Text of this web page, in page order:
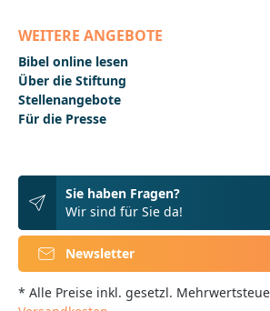
WEITERE ANGEBOTE
Bibel online lesen
Über die Stiftung
Stellenangebote
Für die Presse
Sie haben Fragen?
Wir sind für Sie da!
Newsletter
* Alle Preise inkl. gesetzl.